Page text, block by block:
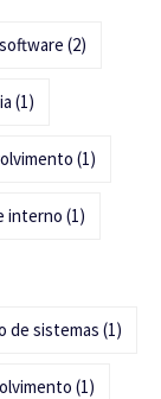
(2)
(1)
(1)
interno (1)
de sistemas (1)
(1)